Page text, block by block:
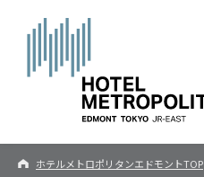
ホテルメトロポリタンエドモントTOP